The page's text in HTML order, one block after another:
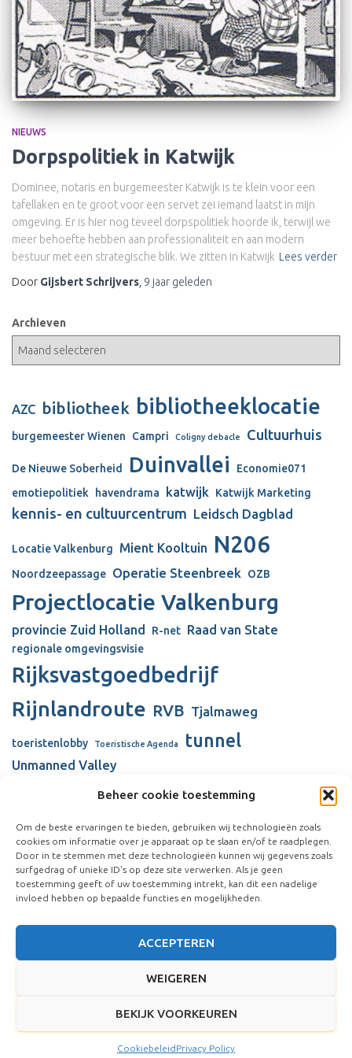
Beheer cookie toestemming
Om de beste ervaringen te bieden, gebruiken wij technologieën zoals
cookies om informatie over je apparaat op te slaan en/of te raadplegen.
Door in te stemmen met deze technologieën kunnen wij gegevens zoals
surfgedrag of unieke ID's op deze site verwerken. Als je geen
toestemming geeft of uw toestemming intrekt, kan dit een nadelige
invloed hebben op bepaalde functies en mogelijkheden.
ACCEPTEREN
WEIGEREN
BEKIJK VOORKEUREN
CookiebeleidPrivacy Policy
NIEUWS
Dorpspolitiek in Katwijk
Dominee, notaris en burgemeester Katwijk is te klein voor een
tafellaken en te groot voor een servet zei iemand laatst in mijn
omgeving. Er is hier nog teveel dorpspolitiek hoorde ik, terwijl we
meer behoefte hebben aan professionaliteit en aan modern
bestuur met een strategische blik. We zitten in Katwijk Lees verder
Door Gijsbert Schrijvers, 9 jaar geleden
Archieven
AZC bibliotheek bibliotheeklocatie
burgemeester Wienen Campri Coligny debacle Cultuurhuis
De Nieuwe Soberheid Duinvallei
Economie071
emotiepolitiek
havendrama katwijk Katwijk Marketing
kennis- en cultuurcentrum Leidsch Dagblad
Locatie Valkenburg Mient Kooltuin N206
Noordzeepassage Operatie Steenbreek OZB
Projectlocatie Valkenburg
provincie Zuid Holland R-net Raad van State
regionale omgevingsvisie
Rijksvastgoedbedrijf
Rijnlandroute RVB Tjalmaweg
toeristenlobby Toeristische Agenda tunnel
Unmanned Valley
Unmanned Valley Valkenburg
Valkenburg Valkenburgse Meer Valkenhorst
verbouw gemeentehuis Visserijschool
Vliegkamp Valkenburg Vliegveld Valkenburg Wienen-tijdperk
windmolens
Hestia | Ontwikkeld doorThemeIsle